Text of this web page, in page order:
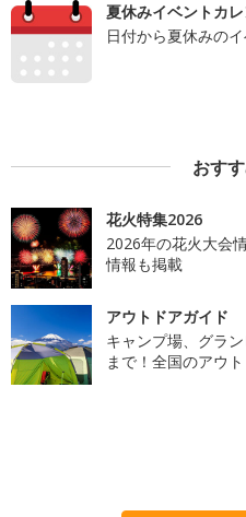
夏休みイベントカ
日付から夏休みの
おす
花火特集2026
2026年の花火大会
情報も掲載
アウトドアガイド
キャンプ場、グラ
まで！全国のアウ